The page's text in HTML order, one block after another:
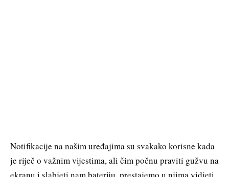
Notifikacije na našim uređajima su svakako korisne kada
je riječ o važnim vijestima, ali čim počnu praviti gužvu na
ekranu i slabjeti nam bateriju, prestajemo u njima vidjeti